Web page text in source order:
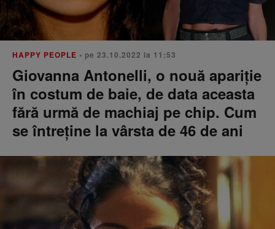
HAPPY PEOPLE • pe 23.10.2022 la 11:53
Giovanna Antonelli, o nouă apariție
în costum de baie, de data aceasta
fără urmă de machiaj pe chip. Cum
se întreține la vârsta de 46 de ani